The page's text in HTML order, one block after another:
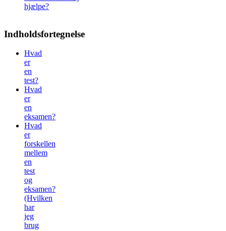
hjælpe?
Indholdsfortegnelse
Hvad
er
en
test?
Hvad
er
en
eksamen?
Hvad
er
forskellen
mellem
en
test
og
eksamen?
(Hvilken
har
jeg
brug